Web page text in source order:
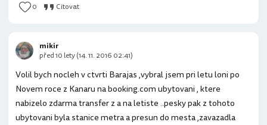
0 Citovat
Volil bych nocleh v ctvrti Barajas ,vybral jsem pri letu loni po
Novem roce z Kanaru na booking.com ubytovani , ktere
nabizelo zdarma transfer z a na letiste ..pesky pak z tohoto
ubytovani byla stanice metra a presun do mesta ,zavazadla
mikir
před 10 lety (14. 11. 2016 02:41)